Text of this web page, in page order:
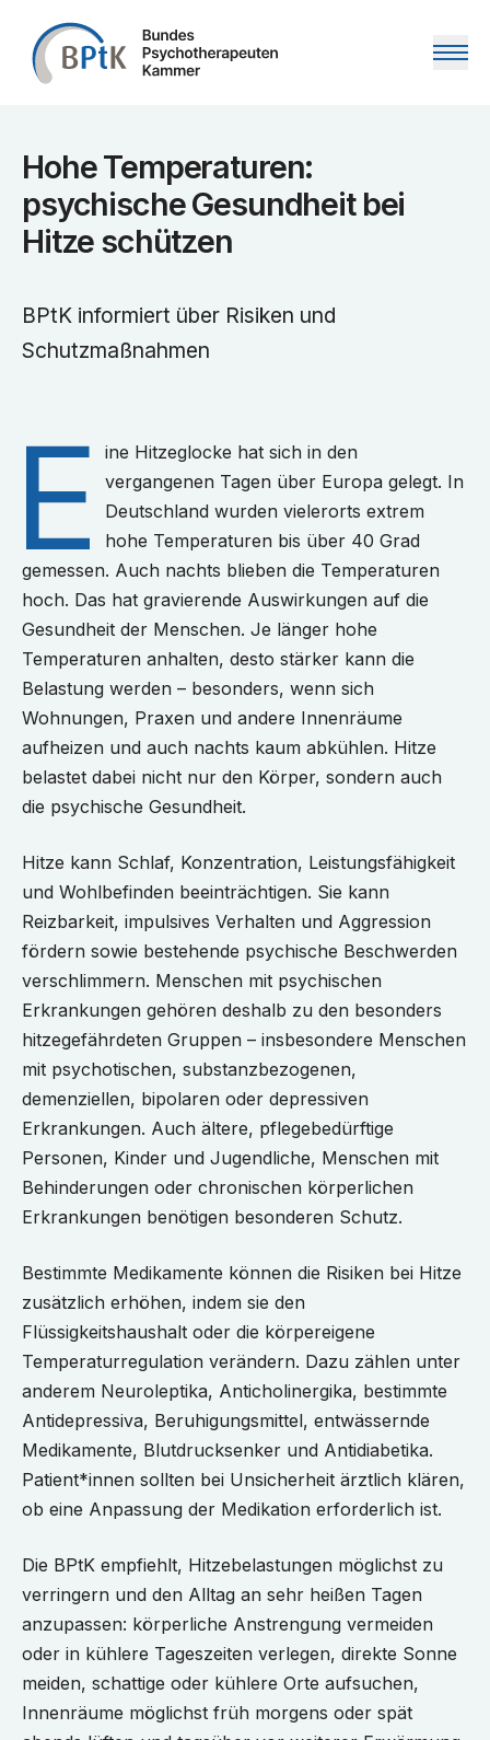
Zum Inhalt springen
Hohe Temperaturen:
psychische Gesundheit bei
Hitze schützen
BPtK informiert über Risiken und
Schutzmaßnahmen
E
ine Hitzeglocke hat sich in den
vergangenen Tagen über Europa gelegt. In
Deutschland wurden vielerorts extrem
hohe Temperaturen bis über 40 Grad
gemessen. Auch nachts blieben die Temperaturen
hoch. Das hat gravierende Auswirkungen auf die
Gesundheit der Menschen. Je länger hohe
Temperaturen anhalten, desto stärker kann die
Belastung werden – besonders, wenn sich
Wohnungen, Praxen und andere Innenräume
aufheizen und auch nachts kaum abkühlen. Hitze
belastet dabei nicht nur den Körper, sondern auch
die psychische Gesundheit.
Hitze kann Schlaf, Konzentration, Leistungsfähigkeit
und Wohlbefinden beeinträchtigen. Sie kann
Reizbarkeit, impulsives Verhalten und Aggression
fördern sowie bestehende psychische Beschwerden
verschlimmern. Menschen mit psychischen
Erkrankungen gehören deshalb zu den besonders
hitzegefährdeten Gruppen – insbesondere Menschen
mit psychotischen, substanzbezogenen,
demenziellen, bipolaren oder depressiven
Erkrankungen. Auch ältere, pflegebedürftige
Personen, Kinder und Jugendliche, Menschen mit
Behinderungen oder chronischen körperlichen
Erkrankungen benötigen besonderen Schutz.
Bestimmte Medikamente können die Risiken bei Hitze
zusätzlich erhöhen, indem sie den
Flüssigkeitshaushalt oder die körpereigene
Temperaturregulation verändern. Dazu zählen unter
anderem Neuroleptika, Anticholinergika, bestimmte
Antidepressiva, Beruhigungsmittel, entwässernde
Medikamente, Blutdrucksenker und Antidiabetika.
Patient*innen sollten bei Unsicherheit ärztlich klären,
ob eine Anpassung der Medikation erforderlich ist.
Die BPtK empfiehlt, Hitzebelastungen möglichst zu
verringern und den Alltag an sehr heißen Tagen
anzupassen: körperliche Anstrengung vermeiden
oder in kühlere Tageszeiten verlegen, direkte Sonne
meiden, schattige oder kühlere Orte aufsuchen,
Innenräume möglichst früh morgens oder spät